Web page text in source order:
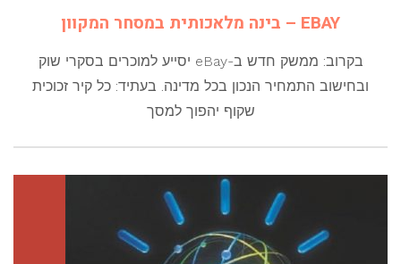
EBAY – בינה מלאכותית במסחר המקוון
בקרוב: ממשק חדש ב-eBay יסייע למוכרים בסקרי שוק
ובחישוב התמחיר הנכון בכל מדינה. בעתיד: כל קיר זכוכית
שקוף יהפוך למסך